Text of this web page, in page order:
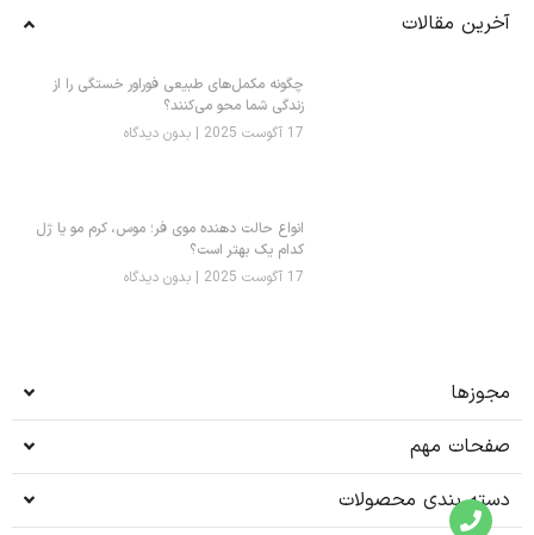
آخرین مقالات
چگونه مکمل‌های طبیعی فوراور خستگی را از
زندگی شما محو می‌کنند؟
17 آگوست 2025
بدون دیدگاه
انواع حالت دهنده موی فر؛ موس، کرم مو یا ژل
کدام یک بهتر است؟
17 آگوست 2025
بدون دیدگاه
مجوزها
صفحات مهم
دسته بندی محصولات